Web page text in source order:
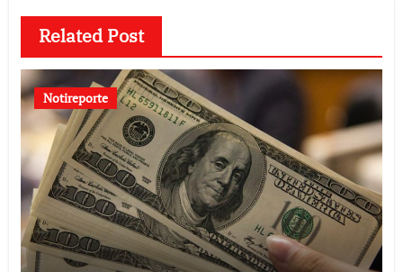
Related Post
Notireporte